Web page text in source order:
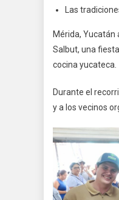
Las
Mérida, Yucatán
Salbut, una
cocina yucateca.
Durante el
y a los vecinos